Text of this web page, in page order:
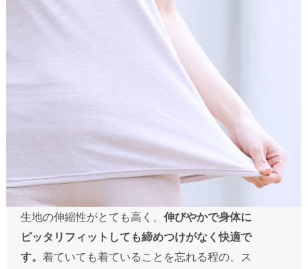
生地の伸縮性がとても高く、伸びやかで身体に
ピッタリフィットしても締めつけがなく快適で
す。着ていても着ていることを忘れる程の、ス